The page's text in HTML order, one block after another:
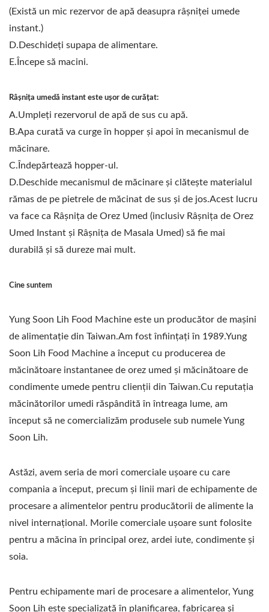
(Există un mic rezervor de apă deasupra râșniței umede
instant.)
D.Deschideți supapa de alimentare.
E.Începe să macini.
Râșnița umedă instant este ușor de curățat:
A.Umpleți rezervorul de apă de sus cu apă.
B.Apa curată va curge în hopper și apoi în mecanismul de
măcinare.
C.Îndepărtează hopper-ul.
D.Deschide mecanismul de măcinare și clătește materialul
rămas de pe pietrele de măcinat de sus și de jos.Acest lucru
va face ca Râșnița de Orez Umed (inclusiv Râșnița de Orez
Umed Instant și Râșnița de Masala Umed) să fie mai
durabilă și să dureze mai mult.
Cine suntem
Yung Soon Lih Food Machine este un producător de mașini
de alimentație din Taiwan.Am fost înființați în 1989.Yung
Soon Lih Food Machine a început cu producerea de
măcinătoare instantanee de orez umed și măcinătoare de
condimente umede pentru clienții din Taiwan.Cu reputația
măcinătorilor umedi răspândită în întreaga lume, am
început să ne comercializăm produsele sub numele Yung
Soon Lih.
Astăzi, avem seria de mori comerciale ușoare cu care
compania a început, precum și linii mari de echipamente de
procesare a alimentelor pentru producătorii de alimente la
nivel internațional. Morile comerciale ușoare sunt folosite
pentru a măcina în principal orez, ardei iute, condimente și
soia.
Pentru echipamente mari de procesare a alimentelor, Yung
Soon Lih este specializată în planificarea, fabricarea și